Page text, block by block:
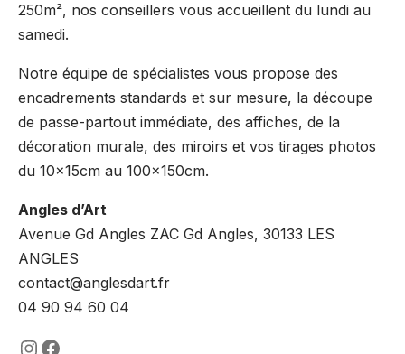
250m², nos conseillers vous accueillent du lundi au
samedi.
Notre équipe de spécialistes vous propose des
encadrements standards et sur mesure, la découpe
de passe-partout immédiate, des affiches, de la
décoration murale, des miroirs et vos tirages photos
du 10x15cm au 100x150cm.
Angles d’Art
Avenue Gd Angles ZAC Gd Angles, 30133 LES
ANGLES
contact@anglesdart.fr
04 90 94 60 04
https://www.instagram.com/
https://www.facebook.com/